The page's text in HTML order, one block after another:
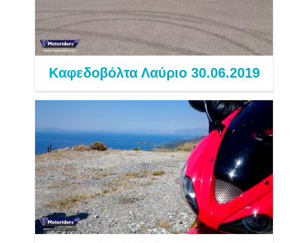
Καφεδοβόλτα Λαύριο 30.06.2019
Μαρμάρι Ευβοίας 28.07.2019
Εξορμήσεις 2019